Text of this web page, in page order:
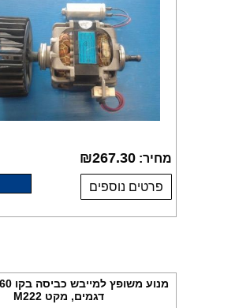
מחיר: ₪267.30
פרטים נוספים
דגמים, מקט M222